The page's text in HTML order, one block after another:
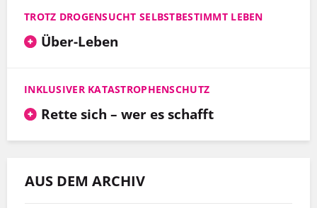
TROTZ DROGENSUCHT SELBSTBESTIMMT LEBEN
Über-Leben
INKLUSIVER KATASTROPHENSCHUTZ
Rette sich – wer es schafft
AUS DEM ARCHIV